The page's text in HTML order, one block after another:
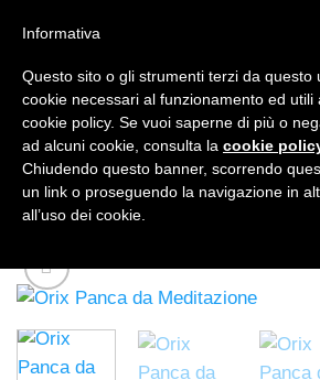
contenuti
ACCESSORI PANCHE DA
Informativa
Questo sito o gli strumenti terzi da questo
cookie necessari al funzionamento ed utili
cookie policy. Se vuoi saperne di più o
ad alcuni cookie, consulta la cookie
Chiudendo questo banner, scorrendo
un link o proseguendo la navigazione in
all’uso dei cookie.